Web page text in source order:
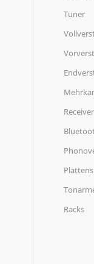
Tuner
Receiver
Racks